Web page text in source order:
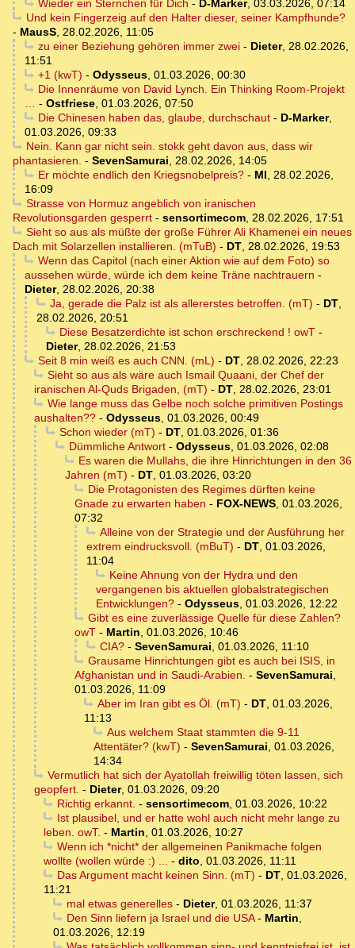
Wieder ein Sternchen für Dich - D-Marker, 03.03.2026, 07:14
Und kein Fingerzeig auf den Halter dieser, seiner Kampfhunde?
- MausS, 28.02.2026, 11:05
zu einer Beziehung gehören immer zwei- Dieter, 28.02.2026,
11:51
+1 (kwT) - Odysseus, 01.03.2026, 00:30
Die Innenräume von David Lynch. Ein Thinking Room-Projekt
… - Ostfriese, 01.03.2026, 07:50
Die Chinesen haben das, glaube, durchschaut- D-Marker,
01.03.2026, 09:33
Nein. Kann gar nicht sein. stokk geht davon aus, dass wir
phantasieren. - SevenSamurai, 28.02.2026, 14:05
Er möchte endlich den Kriegsnobelpreis?- MI, 28.02.2026,
16:09
Strasse von Hormuz angeblich von iranischen
Revolutionsgarden gesperrt - sensortimecom, 28.02.2026, 17:51
Sieht so aus als müßte der große Führer Ali Khamenei ein neues
Dach mit Solarzellen installieren. (mTuB) - DT, 28.02.2026, 19:53
Wenn das Capitol (nach einer Aktion wie auf dem Foto) so
aussehen würde, würde ich dem keine Träne nachtrauern -
Dieter, 28.02.2026, 20:38
Ja, gerade die Palz ist als allererstes betroffen. (mT) - DT,
28.02.2026, 20:51
Diese Besatzerdichte ist schon erschreckend ! owT-
Dieter, 28.02.2026, 21:53
Seit 8 min weiß es auch CNN. (mL) - DT, 28.02.2026, 22:23
Sieht so aus als wäre auch Ismail Quaani, der Chef der
iranischen Al-Quds Brigaden, (mT) - DT, 28.02.2026, 23:01
Wie lange muss das Gelbe noch solche primitiven Postings
aushalten?? - Odysseus, 01.03.2026, 00:49
Schon wieder (mT) - DT, 01.03.2026, 01:36
Dümmliche Antwort- Odysseus, 01.03.2026, 02:08
Es waren die Mullahs, die ihre Hinrichtungen in den 36
Jahren (mT) - DT, 01.03.2026, 03:20
Die Protagonisten des Regimes dürften keine
Gnade zu erwarten haben - FOX-NEWS, 01.03.2026,
07:32
Alleine von der Strategie und der Ausführung her
extrem eindrucksvoll. (mBuT) - DT, 01.03.2026,
11:04
Keine Ahnung von der Hydra und den
vergangenen bis aktuellen globalstrategischen
Entwicklungen? - Odysseus, 01.03.2026, 12:22
Gibt es eine zuverlässige Quelle für diese Zahlen?
owT - Martin, 01.03.2026, 10:46
CIA?- SevenSamurai, 01.03.2026, 11:10
Grausame Hinrichtungen gibt es auch bei ISIS, in
Afghanistan und in Saudi-Arabien. - SevenSamurai,
01.03.2026, 11:09
Aber im Iran gibt es Öl. (mT) - DT, 01.03.2026,
11:13
Aus welchem Staat stammten die 9-11
Attentäter? (kwT) - SevenSamurai, 01.03.2026,
14:34
Vermutlich hat sich der Ayatollah freiwillig töten lassen, sich
geopfert. - Dieter, 01.03.2026, 09:20
Richtig erkannt. - sensortimecom, 01.03.2026, 10:22
Ist plausibel, und er hatte wohl auch nicht mehr lange zu
leben. owT. - Martin, 01.03.2026, 10:27
Wenn ich *nicht* der allgemeinen Panikmache folgen
wollte (wollen würde :) ... - dito, 01.03.2026, 11:11
Das Argument macht keinen Sinn. (mT) - DT, 01.03.2026,
11:21
mal etwas generelles- Dieter, 01.03.2026, 11:37
Den Sinn liefern ja Israel und die USA- Martin,
01.03.2026, 12:19